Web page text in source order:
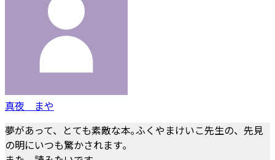
真夜 まや
夢があって、とても素敵な本｡ふくやまけいこ先生の、先見
の明にいつも驚かされます｡